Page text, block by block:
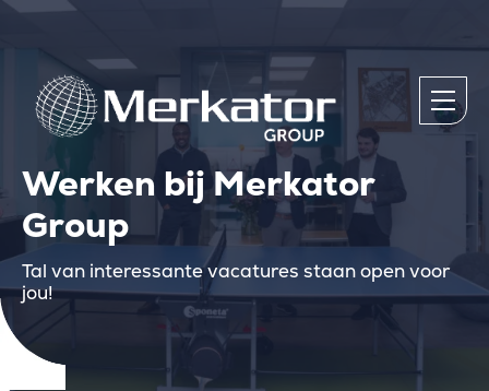
Werken bij Merkator
Group
Tal van interessante vacatures staan open voor
jou!